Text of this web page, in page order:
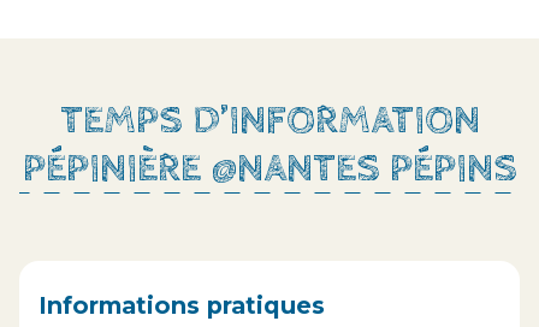
TEMPS D’INFORMATION
PÉPINIÈRE @NANTES PÉPINS
Informations pratiques